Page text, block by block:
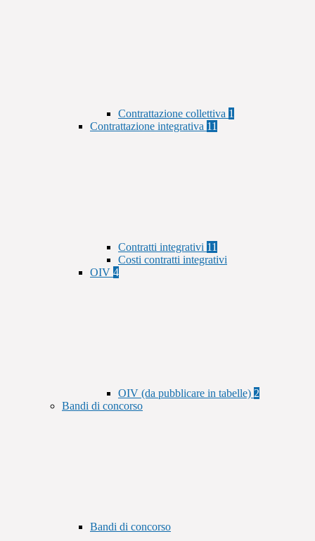
Contrattazione collettiva 1
Contrattazione integrativa 11
Contratti integrativi 11
Costi contratti integrativi
OIV 4
OIV (da pubblicare in tabelle) 2
Bandi di concorso
Bandi di concorso